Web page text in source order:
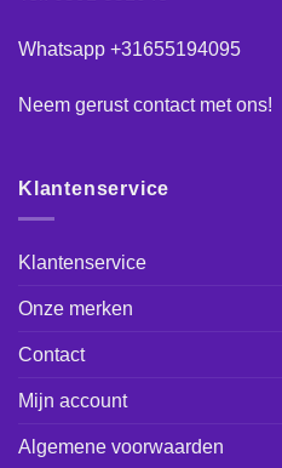
Whatsapp +31655194095
Neem gerustcontactmet ons!
Klantenservice
Klantenservice
Onze merken
Contact
Mijn account
Algemene voorwaarden